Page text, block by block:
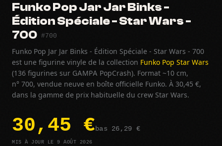
Funko Pop Jar Jar Binks -
Édition Spéciale - Star Wars -
700 #700
Funko Pop Jar Jar Binks - Édition Spéciale - Star Wars - 700
est une figurine vinyle de la collection Funko Pop Star Wars
(136 figurines sur GAMPA PopCrash). Format ~10 cm,
n° 700, vendue neuve en boîte officielle Funko. À 30,45 €,
dans la gamme de prix habituelle du crew Star Wars.
30,45 €bas 26,29 €
MIS À JOUR LE 9 AOÛT 2026